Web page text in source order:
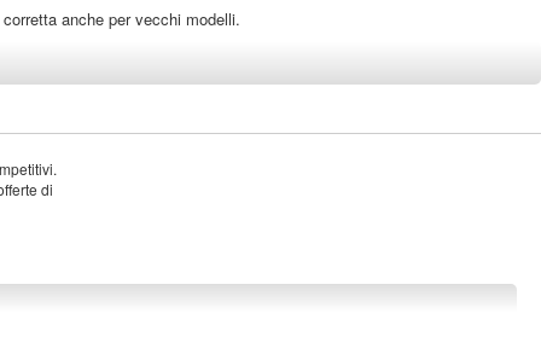
anche per vecchi modelli.
di